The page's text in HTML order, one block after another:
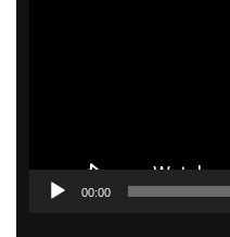
00:00